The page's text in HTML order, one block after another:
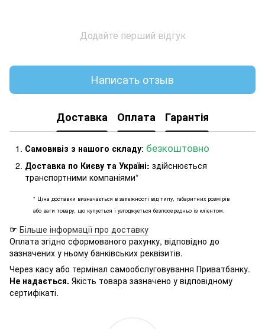
Додайте перший відгук
Написать отзыв
Доставка Оплата Гарантія
Самовивіз з нашого складу: безкоштовно
Доставка по Києву та Україні: здійснюється
транспортними компаніями*
* Ціна доставки визначається в залежності від типу, габаритних розмірів
або ваги товару, що купується і узгоджується безпосередньо із клієнтом.
☞ Більше інформації про доставку
Оплата згідно сформованого рахунку, відповідно до
зазначених у ньому банківських реквізитів.
Через касу або термінал самообслуговування Приватбанку.
Не надається. Якість товара зазначено у відповідному
сертифікаті.